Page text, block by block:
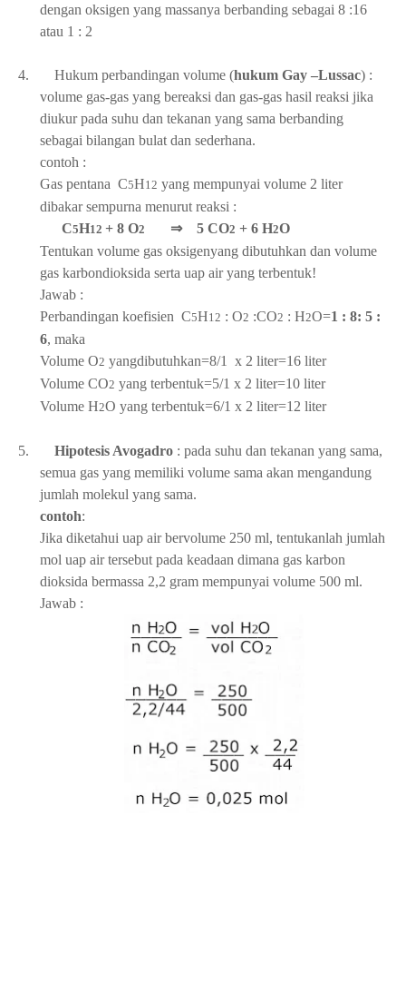
dengan oksigen yang massanya berbanding sebagai 8 :16
atau 1 : 2
4. Hukum perbandingan volume (hukum Gay –Lussac) :
volume gas-gas yang bereaksi dan gas-gas hasil reaksi jika
diukur pada suhu dan tekanan yang sama berbanding
sebagai bilangan bulat dan sederhana.
contoh :
Gas pentana C5H12 yang mempunyai volume 2 liter
dibakar sempurna menurut reaksi :
C5H12 + 8 O2 ⇒ 5 CO2 + 6 H2O
Tentukan volume gas oksigenyang dibutuhkan dan volume
gas karbondioksida serta uap air yang terbentuk!
Jawab :
Perbandingan koefisien C5H12 : O2 :CO2 : H2O=1 : 8: 5 :
6, maka
Volume O2 yangdibutuhkan=8/1 x 2 liter=16 liter
Volume CO2 yang terbentuk=5/1 x 2 liter=10 liter
Volume H2O yang terbentuk=6/1 x 2 liter=12 liter
5. Hipotesis Avogadro : pada suhu dan tekanan yang sama,
semua gas yang memiliki volume sama akan mengandung
jumlah molekul yang sama.
contoh:
Jika diketahui uap air bervolume 250 ml, tentukanlah jumlah
mol uap air tersebut pada keadaan dimana gas karbon
dioksida bermassa 2,2 gram mempunyai volume 500 ml.
Jawab :